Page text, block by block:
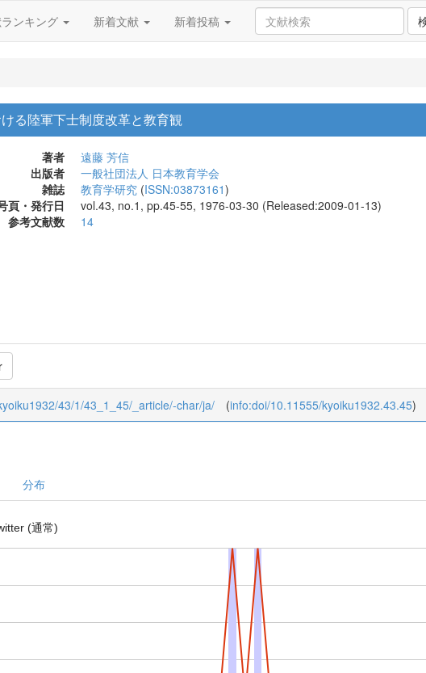
ンキング 新着文献 新着投稿
る陸軍下士制度改革と教育観
著者
遠藤 芳信
出版者
一般社団法人 日本教育学会
雑誌
教育学研究 (ISSN:03873161)
頁・発行日
vol.43, no.1, pp.45-55, 1976-03-30 (Released:2009-01-13)
参考文献数
14
43/1/43_1_45/_article/-char/ja/ (info:doi/10.11555/kyoiku1932.43.45)
分布
(通常)